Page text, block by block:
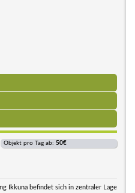
Objekt pro Tag ab: 50€
Ikkuna befindet sich in zentraler Lage